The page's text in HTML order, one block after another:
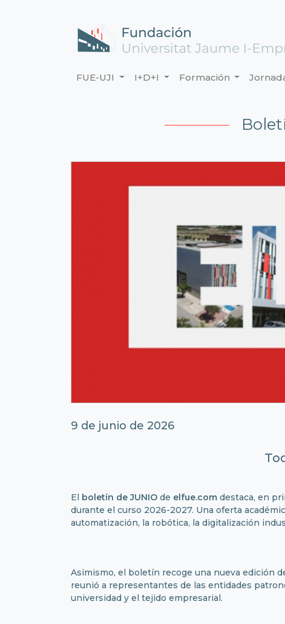
FUE-UJI I+D+I Formación
9 de junio de 2026
El boletín de JUNIO de elfue.com destaca, en
durante el curso 2026-2027. Una oferta
automatización, la robótica, la digitalización
Asimismo, el boletín recoge una nueva edición
reunió a representantes de las entidades
universidad y el tejido empresarial.